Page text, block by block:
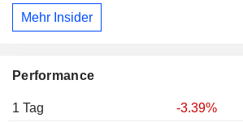
Performance
1 Tag
-3.39%
Mehr Insider